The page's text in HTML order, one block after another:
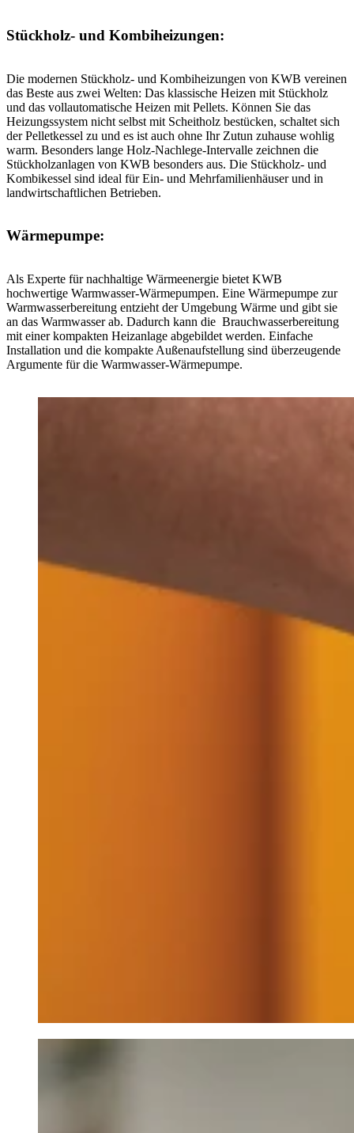
Stückholz- und Kombiheizungen:
Die modernen Stückholz- und Kombiheizungen von KWB vereinen
das Beste aus zwei Welten: Das klassische Heizen mit Stückholz
und das vollautomatische Heizen mit Pellets. Können Sie das
Heizungssystem nicht selbst mit Scheitholz bestücken, schaltet sich
der Pelletkessel zu und es ist auch ohne Ihr Zutun zuhause wohlig
warm. Besonders lange Holz-Nachlege-Intervalle zeichnen die
Stückholzanlagen von KWB besonders aus. Die Stückholz- und
Kombikessel sind ideal für Ein- und Mehrfamilienhäuser und in
landwirtschaftlichen Betrieben.
Wärmepumpe:
Als Experte für nachhaltige Wärmeenergie bietet KWB
hochwertige Warmwasser-Wärmepumpen. Eine Wärmepumpe zur
Warmwasserbereitung entzieht der Umgebung Wärme und gibt sie
an das Warmwasser ab. Dadurch kann die Brauchwasserbereitung
mit einer kompakten Heizanlage abgebildet werden. Einfache
Installation und die kompakte Außenaufstellung sind überzeugende
Argumente für die Warmwasser-Wärmepumpe.